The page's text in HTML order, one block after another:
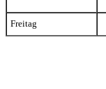
Freitag